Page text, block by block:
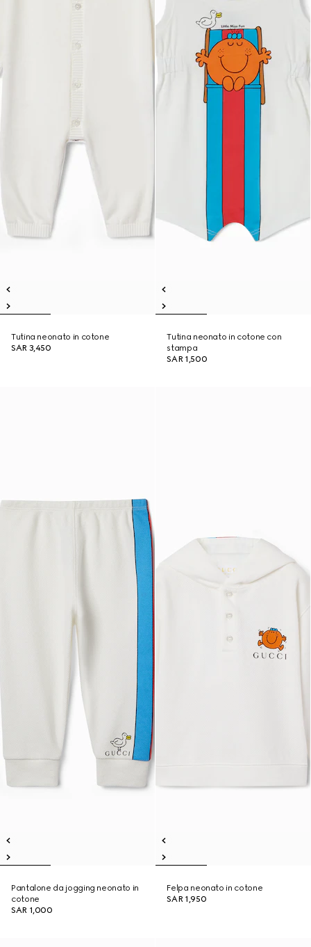
Tutina neonato in cotone
SAR 3,450
Tutina neonato in cotone con
stampa
SAR 1,500
Pantalone da jogging neonato in
cotone
SAR 1,000
Felpa neonato in cotone
SAR 1,950